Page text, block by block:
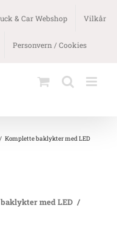
& Car Webshop Vilkår
Personvern / Cookies
/ Komplette baklykter med LED
med LED